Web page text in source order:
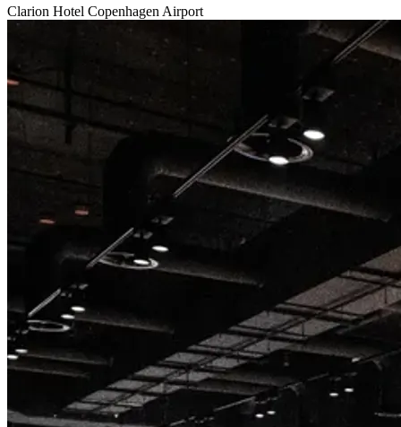
Clarion Hotel Copenhagen Airport